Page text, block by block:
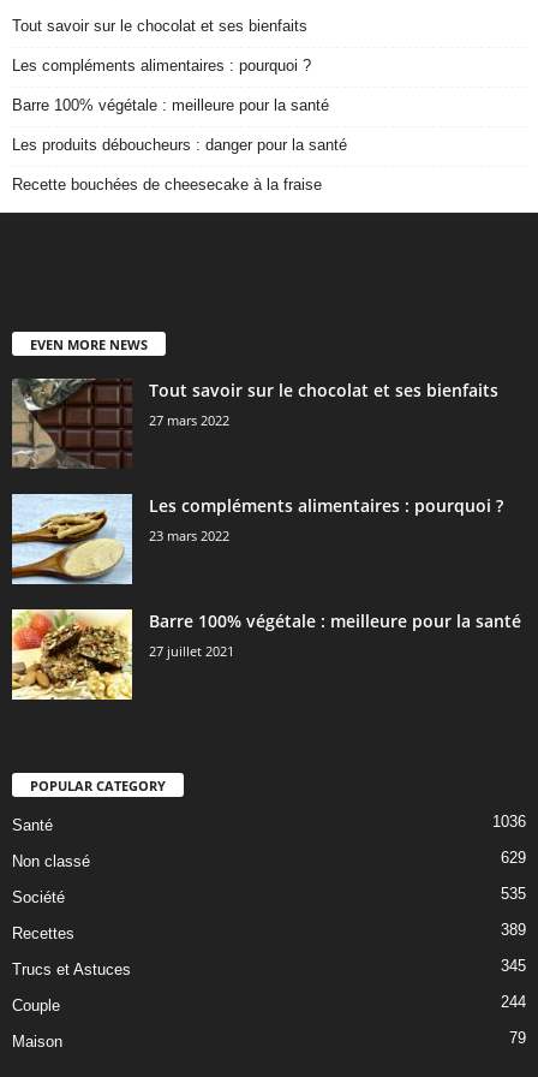
Tout savoir sur le chocolat et ses bienfaits
Les compléments alimentaires : pourquoi ?
Barre 100% végétale : meilleure pour la santé
Les produits déboucheurs : danger pour la santé
Recette bouchées de cheesecake à la fraise
EVEN MORE NEWS
Tout savoir sur le chocolat et ses bienfaits
27 mars 2022
Les compléments alimentaires : pourquoi ?
23 mars 2022
Barre 100% végétale : meilleure pour la santé
27 juillet 2021
POPULAR CATEGORY
Santé 1036
Non classé 629
Société 535
Recettes 389
Trucs et Astuces 345
Couple 244
Maison 79